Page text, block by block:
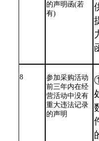
的声明函(若
有)
8
参加采购活动
前三年内在经
营活动中没有
重大违法记录
的声明